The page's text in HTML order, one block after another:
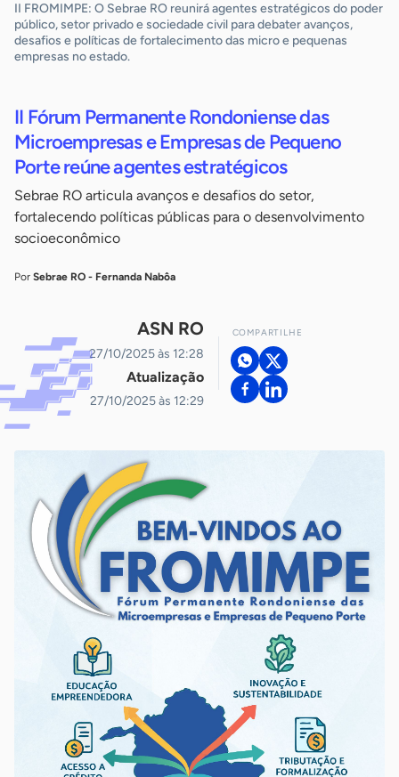
II FROMIMPE: O Sebrae RO reunirá agentes estratégicos do poder
público, setor privado e sociedade civil para debater avanços,
desafios e políticas de fortalecimento das micro e pequenas
empresas no estado.
II Fórum Permanente Rondoniense das
Microempresas e Empresas de Pequeno
Porte reúne agentes estratégicos
Sebrae RO articula avanços e desafios do setor,
fortalecendo políticas públicas para o desenvolvimento
socioeconômico
Por Sebrae RO - Fernanda Nabôa
ASN RO
27/10/2025 às 12:28
Atualização
27/10/2025 às 12:29
COMPARTILHE